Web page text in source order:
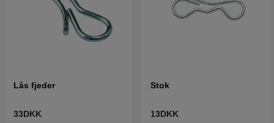
Lås fjeder
33DKK
Stok
13DKK